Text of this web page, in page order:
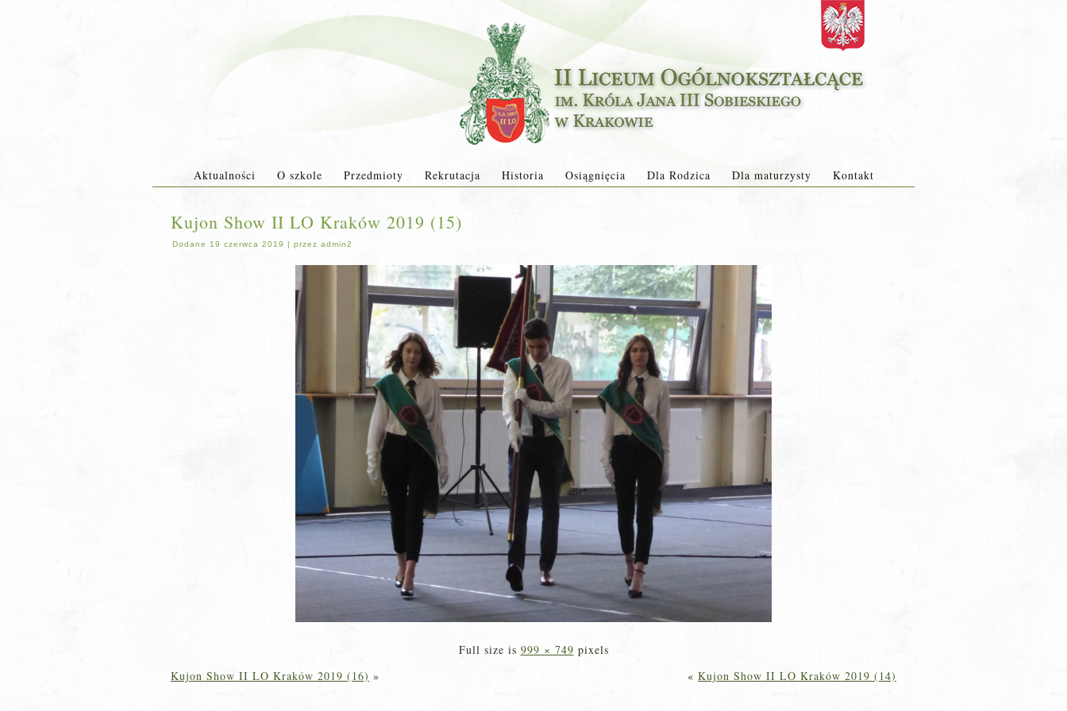
Aktualności O szkole Przedmioty Rekrutacja Historia Osiągnięcia Dla Rodzica Dla maturzysty Kontakt
Kujon Show II LO Kraków 2019 (15)
Dodane 19 czerwca 2019 | przez admin2
Full size is 999 × 749 pixels
Kujon Show II LO Kraków 2019 (16) » « Kujon Show II LO Kraków 2019 (14)